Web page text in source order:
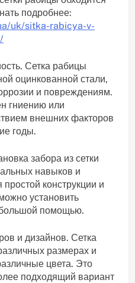
подробнее:
uk/sitka-rabicya-v-
Сетка рабицы
оцинкованной стали,
и повреждениям.
гниению или
внешних факторов
годы.
забора из сетки
навыков и
конструкции и
установить
помощью.
и дизайнов. Сетка
размерах и
цвета. Это
подходящий вариант